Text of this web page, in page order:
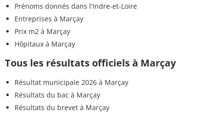
Prénoms donnés dans l'Indre-et-Loire
Entreprises à Marçay
Prix m2 à Marçay
Hôpitaux à Marçay
Tous les résultats officiels à Marçay
Résultat municipale 2026 à Marçay
Résultats du bac à Marçay
Résultats du brevet à Marçay